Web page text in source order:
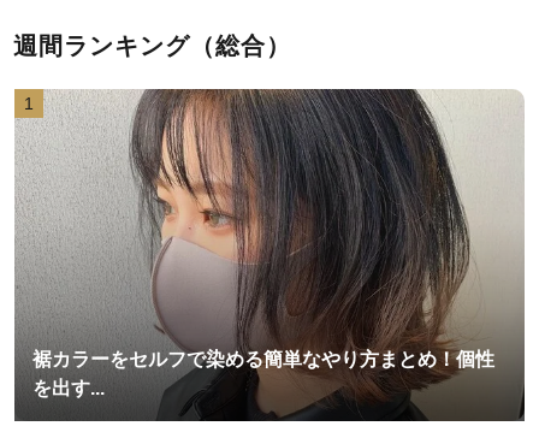
週間ランキング（総合）
1
裾カラーをセルフで染める簡単なやり方まとめ！個性
を出す...